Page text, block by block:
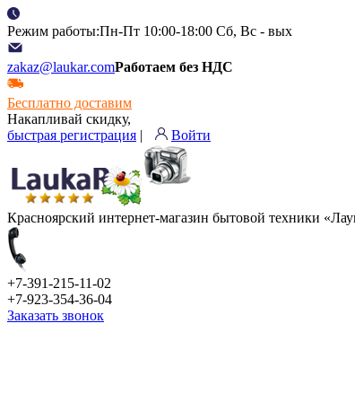
Режим работы:Пн-Пт 10:00-18:00 Сб, Вс - вых
zakaz@laukar.comРаботаем без НДС
Бесплатно доставим
Накапливай скидку,
быстрая регистрация | Войти
Красноярский интернет-магазин бытовой техники
+7-391-215-11-02
+7-923-354-36-04
Заказать звонок